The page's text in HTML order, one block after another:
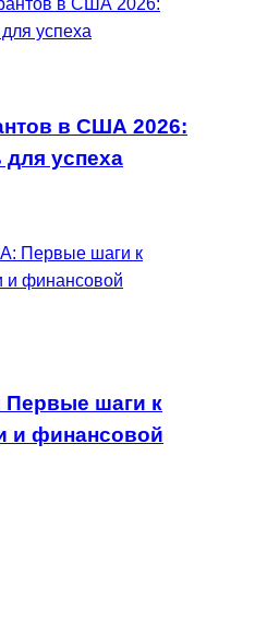
в США 2026:
для успеха
шаги к
и финансовой